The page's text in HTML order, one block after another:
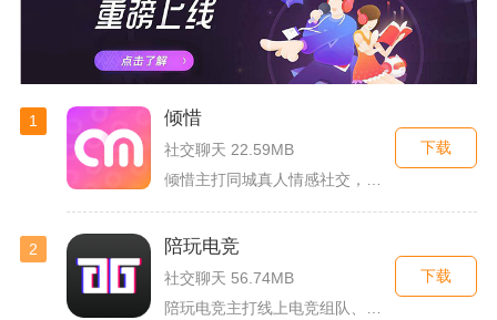
1 倾惜
社交聊天 22.59MB
下载
2 陪玩电竞
社交聊天 56.74MB
下载